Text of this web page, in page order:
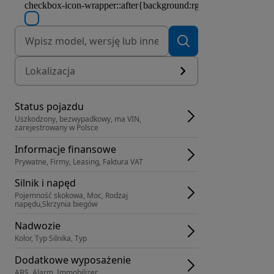
Lokalizacja
Status pojazdu
Uszkodzony, bezwypadkowy, ma VIN,
zarejestrowany w Polsce
Informacje finansowe
Prywatne, Firmy, Leasing, Faktura VAT
Silnik i napęd
Pojemność skokowa, Moc, Rodzaj
napędu,Skrzynia biegów
Nadwozie
Kolor, Typ Silnika, Typ
Dodatkowe wyposażenie